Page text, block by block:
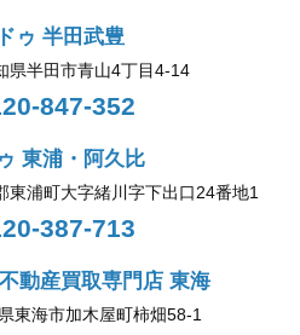
ゥ 半田武豊
半田市青山4丁目4-14
847-352
東浦・阿久比
浦町大字緒川字下出口24番地1
387-713
動産買取専門店 東海
東海市加木屋町柿畑58-1